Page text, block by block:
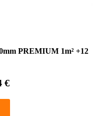
PREMIUM 1m² +12
€